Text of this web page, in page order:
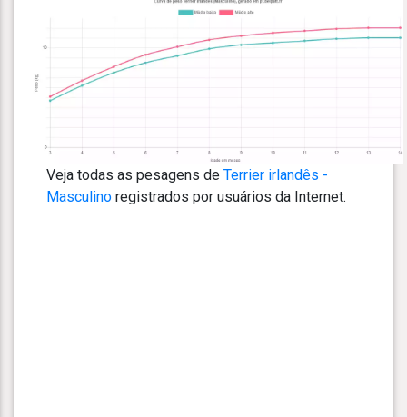
Veja todas as pesagens de Terrier irlandês -
Masculino registrados por usuários da Internet.